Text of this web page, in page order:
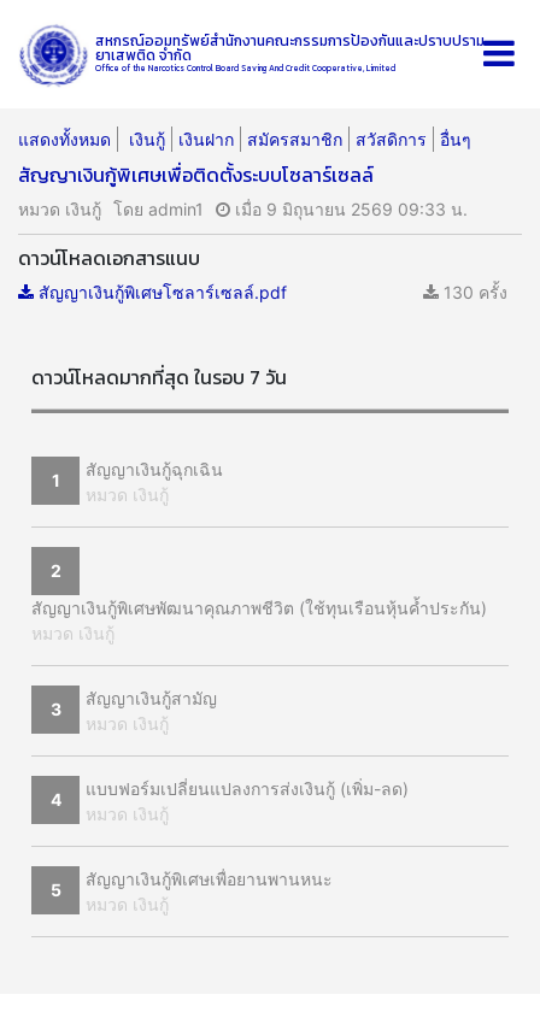
สหกรณ์ออมทรัพย์สำนักงานคณะกรรมการป้องกันและปราบปราม
ยาเสพติด จำกัด
Office of the Narcotics Control Board Saving And Credit Cooperative, Limited
แสดงทั้งหมด เงินกู้ เงินฝาก สมัครสมาชิก สวัสดิการ อื่นๆ
สัญญาเงินกู้พิเศษเพื่อติดตั้งระบบโซลาร์เซลล์
หมวด เงินกู้ โดย admin1 เมื่อ 9 มิถุนายน 2569 09:33 น.
ดาวน์โหลดเอกสารแนบ
สัญญาเงินกู้พิเศษโซลาร์เซลล์.pdf 130 ครั้ง
ดาวน์โหลดมากที่สุด ในรอบ 7 วัน
1
สัญญาเงินกู้ฉุกเฉิน
หมวด เงินกู้
2
สัญญาเงินกู้พิเศษพัฒนาคุณภาพชีวิต (ใช้ทุนเรือนหุ้นค้ำประกัน)
หมวด เงินกู้
3
สัญญาเงินกู้สามัญ
หมวด เงินกู้
4
แบบฟอร์มเปลี่ยนแปลงการส่งเงินกู้ (เพิ่ม-ลด)
หมวด เงินกู้
5
สัญญาเงินกู้พิเศษเพื่อยานพานหนะ
หมวด เงินกู้